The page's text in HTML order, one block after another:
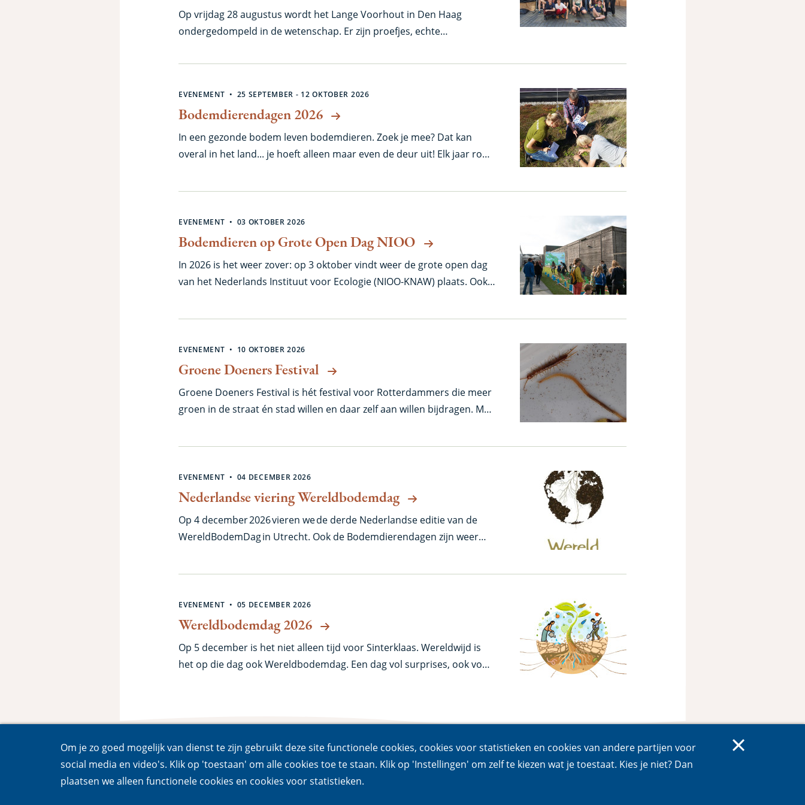
Om je zo goed mogelijk van dienst te zijn gebruikt deze site functionele cookies, cookies voor statistieken en cookies van andere partijen voor
social media en video's. Klik op 'toestaan' om alle cookies toe te staan. Klik op 'Instellingen' om zelf te kiezen wat je toestaat. Kies je niet? Dan
plaatsen we alleen functionele cookies en cookies voor statistieken.
Op vrijdag 28 augustus wordt het Lange Voorhout in Den Haag
ondergedompeld in de wetenschap. Er zijn proefjes, echte
shows. Ook het Bodemdierendoolhof is weer van de partij!
Bodemdierendagen 2026
EVENEMENT 25 SEPTEMBER - 12 OKTOBER 2026
In een gezonde bodem leven bodemdieren. Zoek je mee? Dat kan
overal in het land... je hoeft alleen maar even de deur uit! Elk jaar rond
Bodemdieren op Grote Open Dag NIOO
EVENEMENT 03 OKTOBER 2026
In 2026 is het weer zover: op 3 oktober vindt weer de grote open dag
van het Nederlands Instituut voor Ecologie (NIOO-KNAW) plaats. Ook
Groene Doeners Festival
EVENEMENT 10 OKTOBER 2026
Groene Doeners Festival is hét festival voor Rotterdammers die meer
groen in de straat én stad willen en daar zelf aan willen bijdragen. Met
Nederlandse viering Wereldbodemdag
EVENEMENT 04 DECEMBER 2026
Op 4 december 2026 vieren we de derde Nederlandse editie van de
WereldBodemDag in Utrecht. Ook de Bodemdierendagen zijn weer
Wereldbodemdag 2026
EVENEMENT 05 DECEMBER 2026
Op 5 december is het niet alleen tijd voor Sinterklaas. Wereldwijd is
het op die dag ook Wereldbodemdag. Een dag vol surprises, ook voor